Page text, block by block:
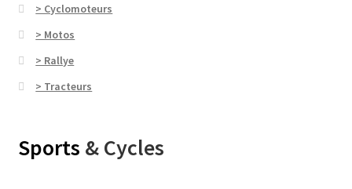
> Cyclomoteurs
> Motos
> Rallye
> Tracteurs
Sports & Cycles